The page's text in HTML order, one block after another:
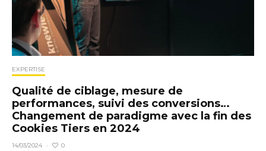
EXPERTISE
Qualité de ciblage, mesure de
performances, suivi des conversions…
Changement de paradigme avec la fin des
Cookies Tiers en 2024
14/03/2024 · 0